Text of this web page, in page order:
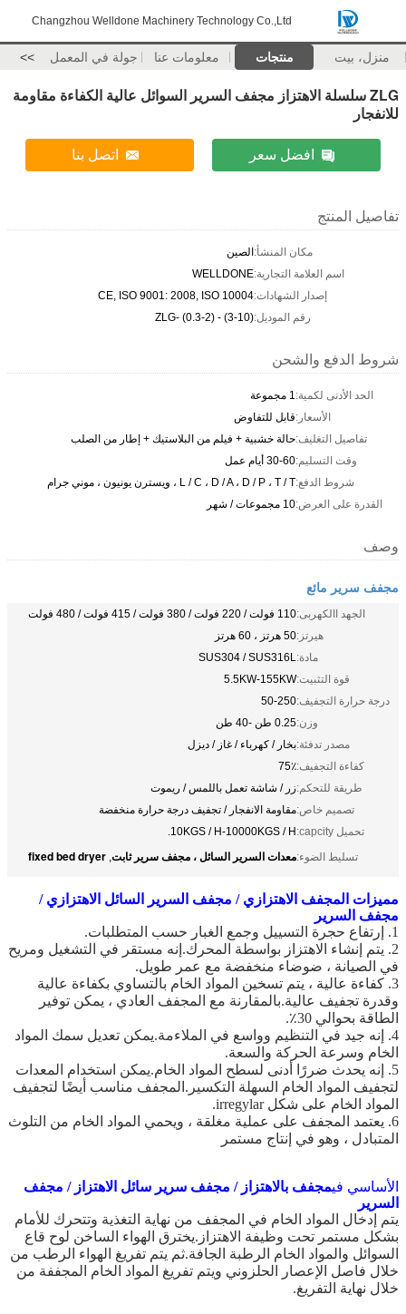
Changzhou Welldone Machinery Technology Co.,Ltd
منزل، بيت منتجات معلومات عنا جولة في المعمل >>
ZLG سلسلة الاهتزاز مجفف السرير السوائل عالية الكفاءة مقاومة
للانفجار
افضل سعر اتصل بنا
تفاصيل المنتج
مكان المنشأ:الصين
اسم العلامة التجارية:WELLDONE
إصدار الشهادات:CE, ISO 9001: 2008, ISO 10004
رقم الموديل:ZLG- (0.3-2) - (3-10)
شروط الدفع والشحن
الحد الأدنى لكمية:1 مجموعة
الأسعار:قابل للتفاوض
تفاصيل التغليف:حالة خشبية + فيلم من البلاستيك + إطار من الصلب
وقت التسليم:30-60 أيام عمل
شروط الدفع:L / C ، D / A ، D / P ، T / T ، ويسترن يونيون ، موني جرام
القدرة على العرض:10 مجموعات / شهر
وصف
مجفف سرير مائع
الجهد االكهربى:110 فولت / 220 فولت / 380 فولت / 415 فولت / 480 فولت
هيرتز:50 هرتز ، 60 هرتز
مادة:SUS304 / SUS316L
قوة التثبيت:5.5KW-155KW
درجة حرارة التجفيف:50-250
وزن:0.25 طن -40 طن
مصدر تدفئة:بخار / كهرباء / غاز / ديزل
كفاءة التجفيف:75٪
طريقة للتحكم:زر / شاشة تعمل باللمس / ريموت
تصميم خاص:مقاومة الانفجار / تجفيف درجة حرارة منخفضة
تحميل capcity:
10KGS / H-10000KGS / H.
تسليط الضوء:معدات السرير السائل ، مجفف سرير ثابت,
fixed bed dryer
مميزات المجفف الاهتزازي / مجفف السرير السائل الاهتزازي /
مجفف السرير
1. إرتفاع حجرة التسييل وجمع الغبار حسب المتطلبات.
2. يتم إنشاء الاهتزاز بواسطة المحرك.إنه مستقر في التشغيل ومريح
في الصيانة ، ضوضاء منخفضة مع عمر طويل.
3. كفاءة عالية ، يتم تسخين المواد الخام بالتساوي بكفاءة عالية
وقدرة تجفيف عالية.بالمقارنة مع المجفف العادي ، يمكن توفير
الطاقة بحوالي 30٪.
4. إنه جيد في التنظيم وواسع في الملاءمة.يمكن تعديل سمك المواد
الخام وسرعة الحركة والسعة.
5. إنه يحدث ضررًا أدنى لسطح المواد الخام.يمكن استخدام المعدات
لتجفيف المواد الخام السهلة التكسير.المجفف مناسب أيضًا لتجفيف
المواد الخام على شكل irregylar.
6. يعتمد المجفف على عملية مغلقة ، ويحمي المواد الخام من التلوث
المتبادل ، وهو في إنتاج مستمر
الأساسي فيمجفف بالاهتزاز / مجفف سرير سائل الاهتزاز / مجفف
السرير
يتم إدخال المواد الخام في المجفف من نهاية التغذية وتتحرك للأمام
بشكل مستمر تحت وظيفة الاهتزاز.يخترق الهواء الساخن لوح قاع
السوائل والمواد الخام الرطبة الجافة.ثم يتم تفريغ الهواء الرطب من
خلال فاصل الإعصار الحلزوني ويتم تفريغ المواد الخام المجففة من
خلال نهاية التفريغ.